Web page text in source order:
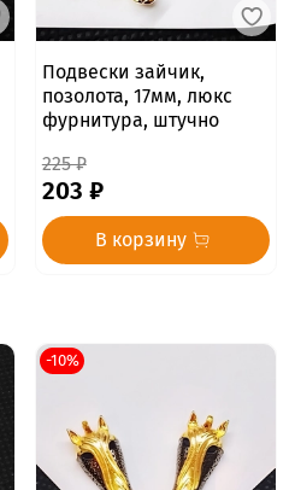
Подвески зайчик,
позолота, 17мм, люкс
фурнитура, штучно
225 ₽
203 ₽
В корзину
-10%